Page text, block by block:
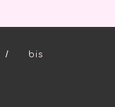
/
bis